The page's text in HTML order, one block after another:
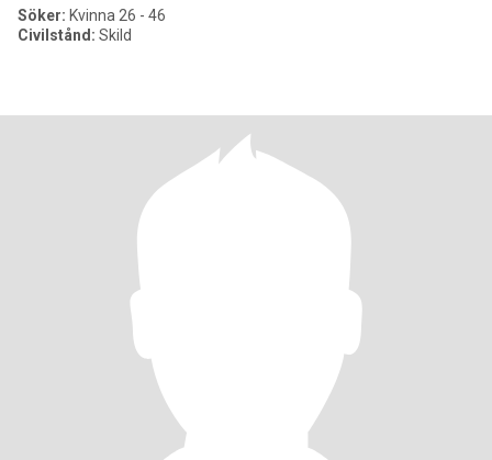
Söker: Kvinna 26 - 46
Civilstånd: Skild